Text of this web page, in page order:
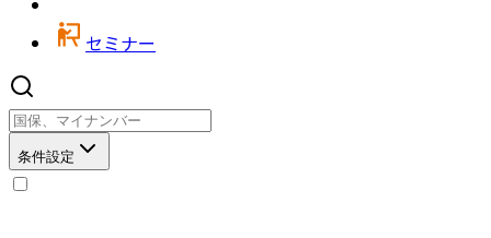
セミナー
条件設定